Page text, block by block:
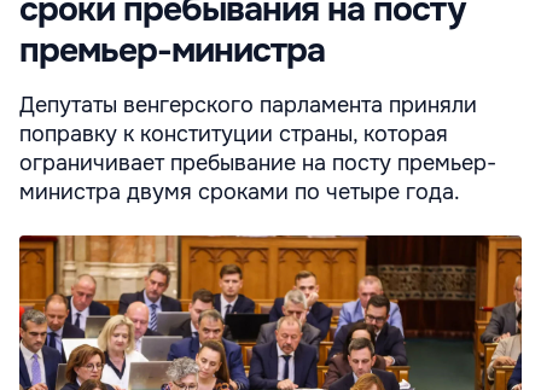
сроки пребывания на посту
премьер-министра
Депутаты венгерского парламента приняли
поправку к конституции страны, которая
ограничивает пребывание на посту премьер-
министра двумя сроками по четыре года.